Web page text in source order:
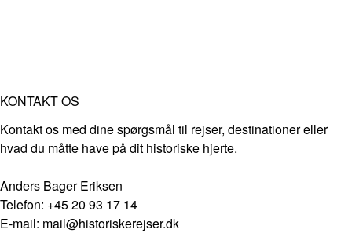
KONTAKT OS
Kontakt os med dine spørgsmål til rejser, destinationer eller
hvad du måtte have på dit historiske hjerte.
Anders Bager Eriksen
Telefon: +45 20 93 17 14
E-mail: mail@historiskerejser.dk